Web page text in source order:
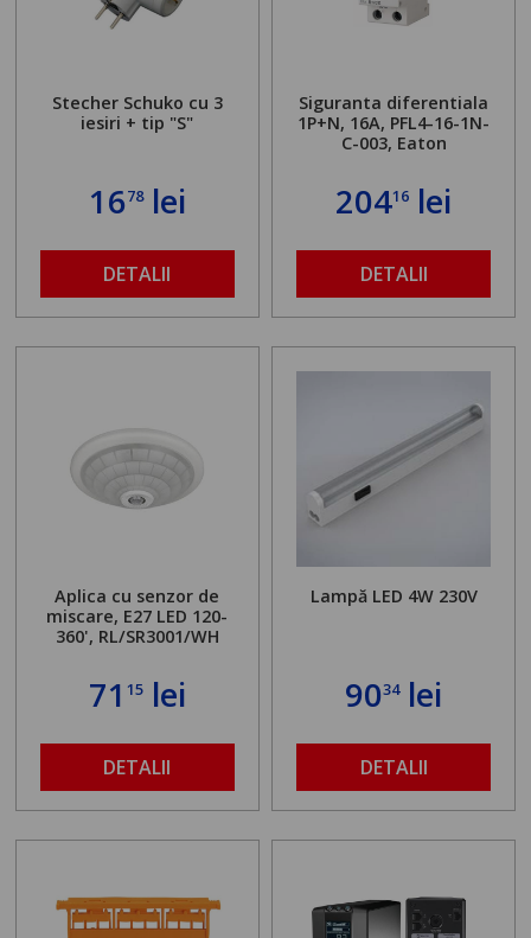
Stecher Schuko cu 3
iesiri + tip "S"
1678lei
DETALII
Siguranta diferentiala
1P+N, 16A, PFL4-16-1N-
C-003, Eaton
20416 lei
DETALII
Aplica cu senzor de
miscare, E27 LED 120-
360', RL/SR3001/WH
71 15lei
DETALII
Lampă LED 4W 230V
9034lei
DETALII